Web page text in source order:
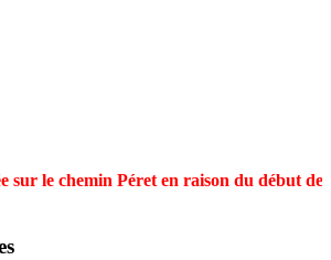
le chemin Péret en raison du début